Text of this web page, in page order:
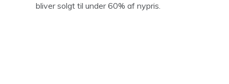
bliver solgt til under 60% af nypris.